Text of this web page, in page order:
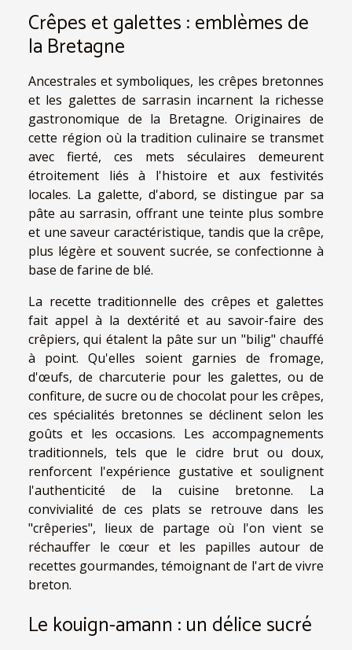
Crêpes et galettes : emblèmes de
la Bretagne
Ancestrales et symboliques, les crêpes bretonnes
et les galettes de sarrasin incarnent la richesse
gastronomique de la Bretagne. Originaires de
cette région où la tradition culinaire se transmet
avec fierté, ces mets séculaires demeurent
étroitement liés à l'histoire et aux festivités
locales. La galette, d'abord, se distingue par sa
pâte au sarrasin, offrant une teinte plus sombre
et une saveur caractéristique, tandis que la crêpe,
plus légère et souvent sucrée, se confectionne à
base de farine de blé.
La recette traditionnelle des crêpes et galettes
fait appel à la dextérité et au savoir-faire des
crêpiers, qui étalent la pâte sur un "bilig" chauffé
à point. Qu'elles soient garnies de fromage,
d'œufs, de charcuterie pour les galettes, ou de
confiture, de sucre ou de chocolat pour les crêpes,
ces spécialités bretonnes se déclinent selon les
goûts et les occasions. Les accompagnements
traditionnels, tels que le cidre brut ou doux,
renforcent l'expérience gustative et soulignent
l'authenticité de la cuisine bretonne. La
convivialité de ces plats se retrouve dans les
"crêperies", lieux de partage où l'on vient se
réchauffer le cœur et les papilles autour de
recettes gourmandes, témoignant de l'art de vivre
breton.
Le kouign-amann : un délice sucré